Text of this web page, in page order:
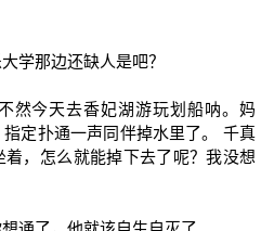
学那边还缺人是吧？
然今天去香妃湖游玩划船呐。妈
定扑通一声同伴掉水里了。 千真
，怎么就能掉下去了呢？我没想